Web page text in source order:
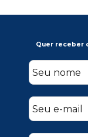
Quer receber